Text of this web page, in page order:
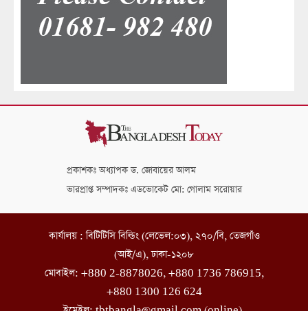
প্রকাশকঃ অধ্যাপক ড. জোবায়ের আলম
ভারপ্রাপ্ত সম্পাদকঃ এডভোকেট মো: গোলাম সরোয়ার
কার্যালয় : বিটিটিসি বিল্ডিং (লেভেল:০৩), ২৭০/বি, তেজগাঁও
(আই/এ), ঢাকা-১২০৮
মোবাইল: +880 2-8878026, +880 1736 786915,
+880 1300 126 624